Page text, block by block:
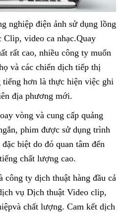
nghiệp điện ảnh sử dụng lồng
Clip, video ca nhạc.Quay
rất cao, nhiều công ty muốn
và các chiến dịch tiếp thị
hơn là thực hiện việc ghi
địa phương mới.
vòng và cung cấp quảng
phim được sử dụng trình
biệt do đó quan tâm đến
chất lượng cao.
công ty dịch thuật hàng đầu cả
vụ Dịch thuật Video clip,
chất lượng. Cam kết dịch